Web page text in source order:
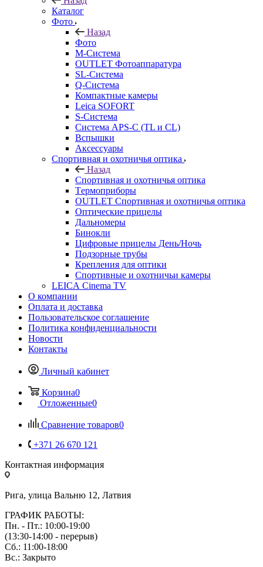
Каталог
Фото
Назад
Фото
M-Система
OUTLET Фотоаппаратура
SL-Система
Q-Cистема
Компактные камеры
Leica SOFORT
S-Система
Система APS-C (TL и CL)
Вспышки
Аксессуары
Спортивная и охотничья оптика
Назад
Спортивная и охотничья оптика
Tермоприборы
OUTLET Спортивная и охотничья оптика
Оптические прицелы
Дальномеры
Бинокли
Цифровые прицелы День/Ночь
Подзорные трубы
Крепления для оптики
Спортивные и охотничьи камеры
LEICA Cinema TV
О компании
Оплата и доставка
Пользовательское соглашение
Политика конфиденциальности
Новости
Контакты
Личный кабинет
Корзина0
Отложенные0
Сравнение товаров0
+371 26 670 121
Контактная информация
Рига, улица Вальню 12, Латвия
ГРАФИК РАБОТЫ:
Пн. - Пт.: 10:00-19:00
(13:30-14:00 - перерыв)
Сб.: 11:00-18:00
Вс.: Закрыто